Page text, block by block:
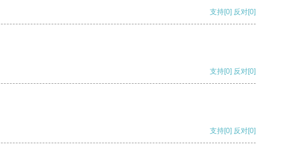
支持[0] 反对[0]
支持[0] 反对[0]
支持[0] 反对[0]